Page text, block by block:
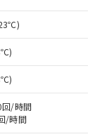
/時間
/時間
のうえ
事業取扱
商品で
）の非含
ある
質）の
出す予
質）の